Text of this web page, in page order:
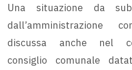
Una situazione da
dall’amministrazione
discussa anche nel
consiglio comunale